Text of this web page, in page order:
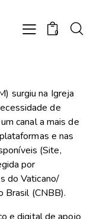
0
surgiu na Igreja
de
canal a mais de
e nas
(Site,
por
do Vaticano/
Brasil (CNBB).